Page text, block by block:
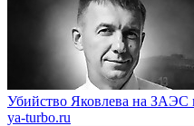
Убийство Яковлева на ЗАЭС
ya-turbo.ru